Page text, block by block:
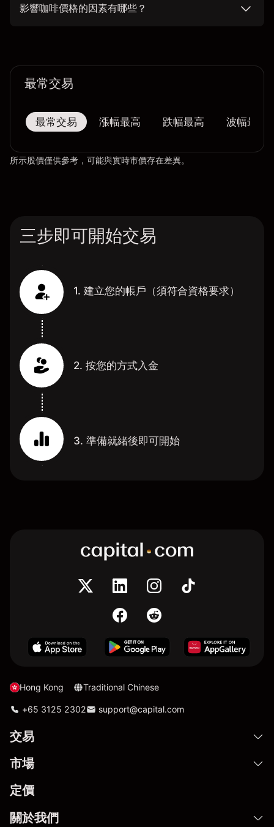
影響咖啡價格的因素有哪些？
最常交易
最常交易 漲幅最高 跌幅最高 波幅最大
所示股價僅供參考，可能與實時市價存在差異。
三步即可開始交易
1. 建立您的帳戶（須符合資格要求）
2. 按您的方式入金
3. 準備就緒後即可開始
Hong Kong Traditional Chinese
+65 3125 2302 support@capital.com
交易
市場
定價
關於我們